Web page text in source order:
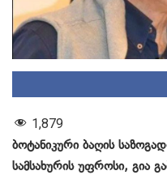
1,879
ბოტანიკური ბაღის
სამსახურის უფროსი, გია